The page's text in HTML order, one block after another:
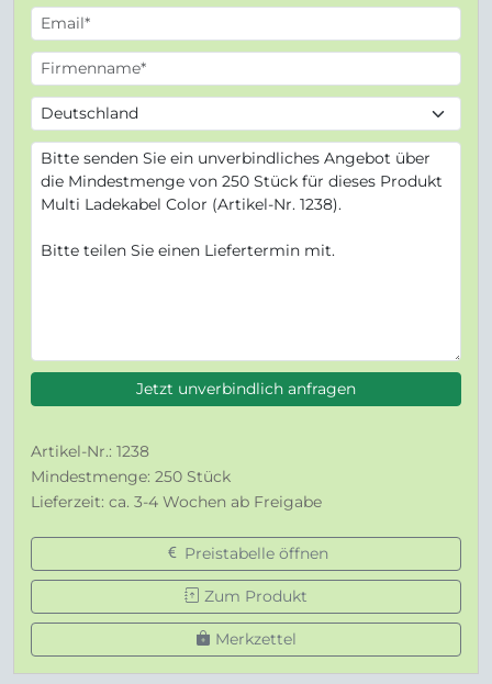
Jetzt unverbindlich anfragen
Artikel-Nr.: 1238
Mindestmenge: 250 Stück
Lieferzeit: ca. 3-4 Wochen ab Freigabe
Preistabelle öffnen
Zum Produkt
Merkzettel